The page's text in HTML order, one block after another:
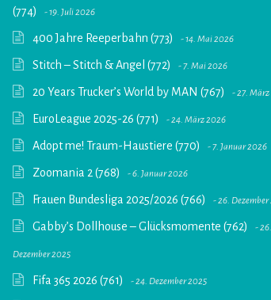
(774)
19. Juli 2026
400 Jahre Reeperbahn (773) 14. Mai 2026
Stitch – Stitch & Angel (772) 7. Mai 2026
20 Years Trucker’s World by MAN (767) 27.
EuroLeague 2025-26 (771) 24. März 2026
Adopt me! Traum-Haustiere (770) 7. Januar 2026
Zoomania 2 (768) 6. Januar 2026
Frauen Bundesliga 2025/2026 (766) 26. Dezember
Gabby’s Dollhouse – Glücksmomente (762) 26.
Dezember 2025
Fifa 365 2026 (761) 24. Dezember 2025